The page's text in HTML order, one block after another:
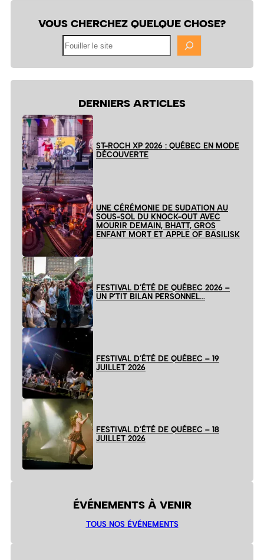
VOUS CHERCHEZ QUELQUE CHOSE?
DERNIERS ARTICLES
ST-ROCH XP 2026 : QUÉBEC EN MODE
DÉCOUVERTE
UNE CÉRÉMONIE DE SUDATION AU
SOUS-SOL DU KNOCK-OUT AVEC
MOURIR DEMAIN, BHATT, GROS
ENFANT MORT ET APPLE OF BASILISK
FESTIVAL D’ÉTÉ DE QUÉBEC 2026 –
UN P’TIT BILAN PERSONNEL…
FESTIVAL D’ÉTÉ DE QUÉBEC – 19
JUILLET 2026
FESTIVAL D’ÉTÉ DE QUÉBEC – 18
JUILLET 2026
ÉVÉNEMENTS À VENIR
TOUS NOS ÉVÉNEMENTS